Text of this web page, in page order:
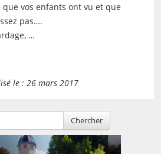
vos enfants ont vu et que
pas….
…
le : 26 mars 2017
Chercher